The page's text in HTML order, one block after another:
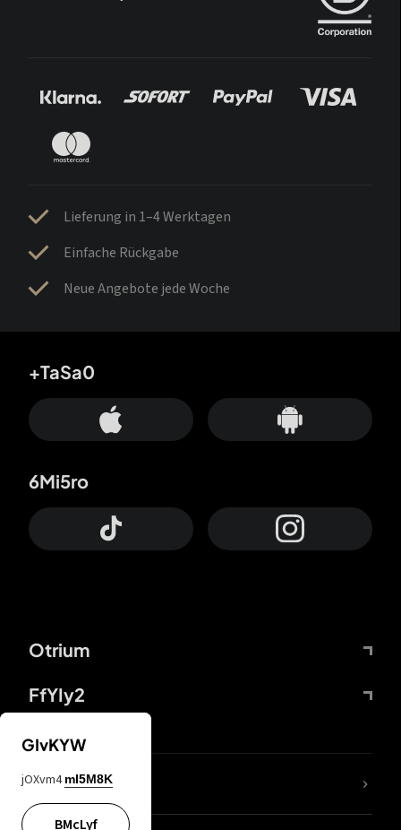
Lieferung in 1–4 Werktagen
Einfache Rückgabe
Neue Angebote jede Woche
Otrium
FfYIy2
+TaSa0
6Mi5ro
DDcvSo
GIvKYW
jOXvm4 mI5M8K
BMcLyf